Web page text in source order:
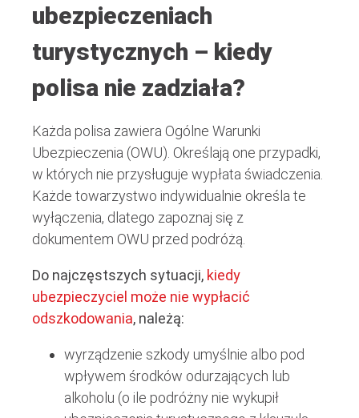
ubezpieczeniach
turystycznych – kiedy
polisa nie zadziała?
Każda polisa zawiera Ogólne Warunki
Ubezpieczenia (OWU). Określają one przypadki,
w których nie przysługuje wypłata świadczenia.
Każde towarzystwo indywidualnie określa te
wyłączenia, dlatego zapoznaj się z
dokumentem OWU przed podróżą.
Do najczęstszych sytuacji, kiedy
ubezpieczyciel może nie wypłacić
odszkodowania, należą:
wyrządzenie szkody umyślnie albo pod
wpływem środków odurzających lub
alkoholu (o ile podróżny nie wykupił